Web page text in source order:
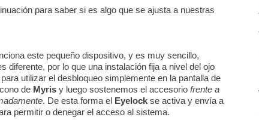
para saber si es algo que se ajusta a nuestras
este pequeño dispositivo, y es muy sencillo,
diferente, por lo que una instalación fija a nivel del ojo
utilizar el desbloqueo simplemente en la pantalla de
de Myris y luego sostenemos el accesorio frente a
. De esta forma el Eyelock se activa y envía a
permitir o denegar el acceso al sistema.